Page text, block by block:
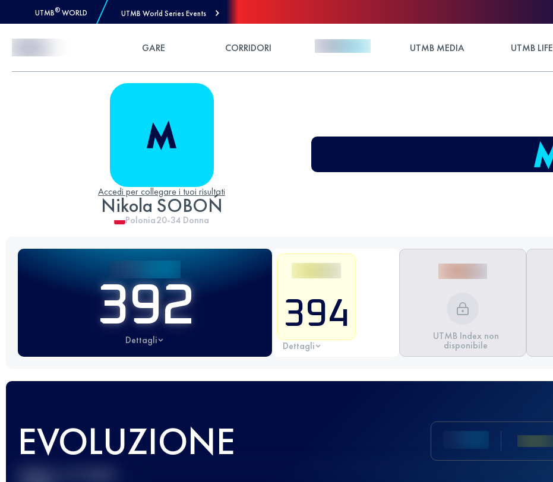
UTMB® WORLD UTMB World Series Events
GARE CORRIDORI UTMB MEDIA UTMB LIFE
Accedi per collegare i tuoi risultati
Nikola SOBOŃ
Polonia20-34 Donna
392
Dettagli
394
Dettagli
UTMB Index non
disponibile
EVOLUZIONE
Miglior punteggio